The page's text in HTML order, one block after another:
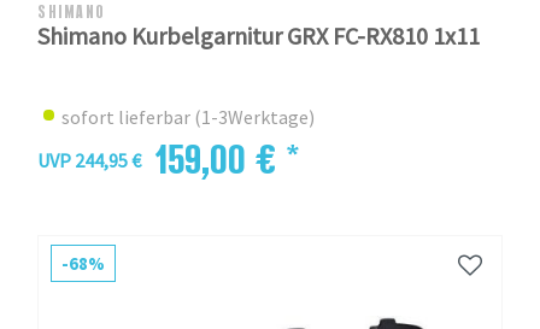
SHIMANO
Shimano Kurbelgarnitur GRX FC-RX810 1x11
sofort lieferbar (1-3Werktage)
UVP 244,95 € 159,00 € *
-68%